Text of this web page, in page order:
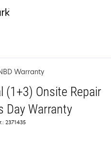
Warranty
(1+3) Onsite Repair
Day Warranty
2371435